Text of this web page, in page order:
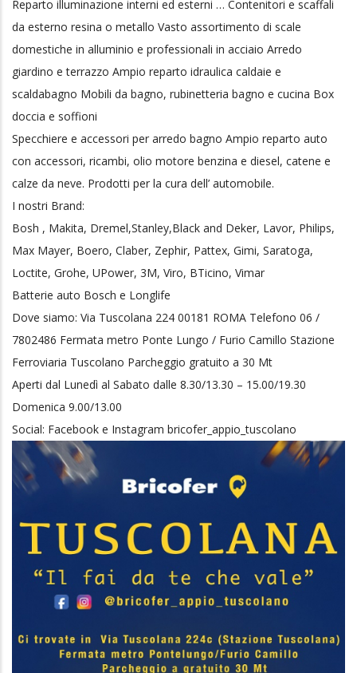
da esterno resina o metallo Vasto assortimento di scale
domestiche in alluminio e professionali in acciaio Arredo
giardino e terrazzo Ampio reparto idraulica caldaie e
scaldabagno Mobili da bagno, rubinetteria bagno e cucina Box
doccia e soffioni
Specchiere e accessori per arredo bagno Ampio reparto auto
con accessori, ricambi, olio motore benzina e diesel, catene e
calze da neve. Prodotti per la cura dell’ automobile.
I nostri Brand:
Bosh , Makita, Dremel,Stanley,Black and Deker, Lavor, Philips,
Max Mayer, Boero, Claber, Zephir, Pattex, Gimi, Saratoga,
Loctite, Grohe, UPower, 3M, Viro, BTicino, Vimar
Batterie auto Bosch e Longlife
Dove siamo: Via Tuscolana 224 00181 ROMA Telefono 06 /
7802486 Fermata metro Ponte Lungo / Furio Camillo Stazione
Ferroviaria Tuscolano Parcheggio gratuito a 30 Mt
Aperti dal Lunedì al Sabato dalle 8.30/13.30 – 15.00/19.30
Domenica 9.00/13.00
Social: Facebook e Instagram bricofer_appio_tuscolano